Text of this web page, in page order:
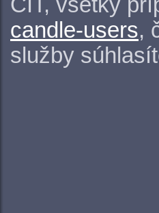
candle-users,
služby